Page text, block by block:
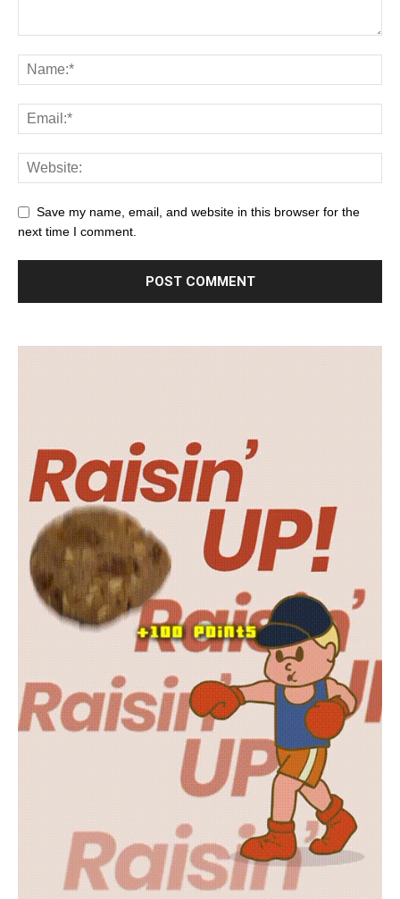
Save my name, email, and website in this browser for the
next time I comment.